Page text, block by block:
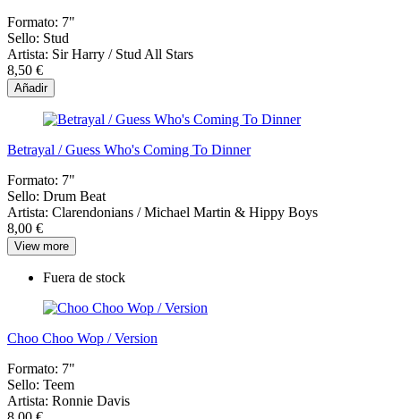
Formato: 7"
Sello: Stud
Artista: Sir Harry / Stud All Stars
8,50 €
Añadir
Betrayal / Guess Who's Coming To Dinner
Formato: 7"
Sello: Drum Beat
Artista: Clarendonians / Michael Martin & Hippy Boys
8,00 €
View more
Fuera de stock
Choo Choo Wop / Version
Formato: 7"
Sello: Teem
Artista: Ronnie Davis